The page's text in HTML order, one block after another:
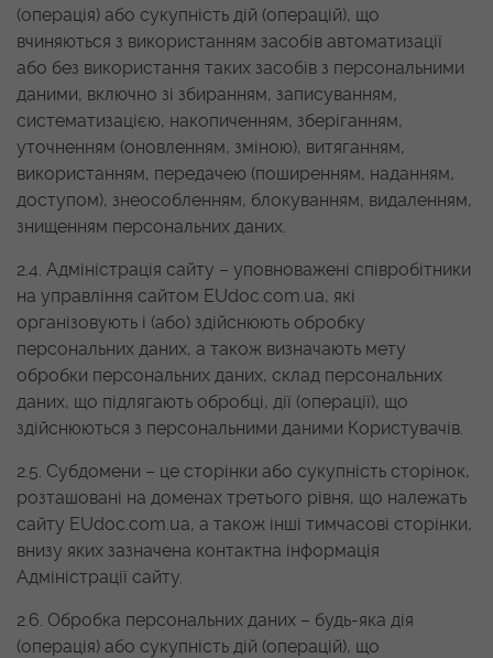
(операція) або сукупність дій (операцій), що
вчиняються з використанням засобів автоматизації
або без використання таких засобів з персональними
даними, включно зі збиранням, записуванням,
систематизацією, накопиченням, зберіганням,
уточненням (оновленням, зміною), витяганням,
використанням, передачею (поширенням, наданням,
доступом), знеособленням, блокуванням, видаленням,
знищенням персональних даних.
2.4. Адміністрація сайту – уповноважені співробітники
на управління сайтом EUdoc.com.ua, які
організовують і (або) здійснюють обробку
персональних даних, а також визначають мету
обробки персональних даних, склад персональних
даних, що підлягають обробці, дії (операції), що
здійснюються з персональними даними Користувачів.
2.5. Субдомени – це сторінки або сукупність сторінок,
розташовані на доменах третього рівня, що належать
сайту EUdoc.com.ua, а також інші тимчасові сторінки,
внизу яких зазначена контактна інформація
Адміністрації сайту.
2.6. Обробка персональних даних – будь-яка дія
(операція) або сукупність дій (операцій), що